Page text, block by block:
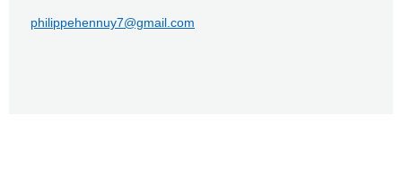
philippehennuy7@gmail.com